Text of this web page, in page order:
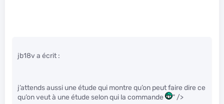
jb18v a écrit :
j’attends aussi une étude qui montre qu’on peut faire dire ce
qu’on veut à une étude selon qui la commande
" />